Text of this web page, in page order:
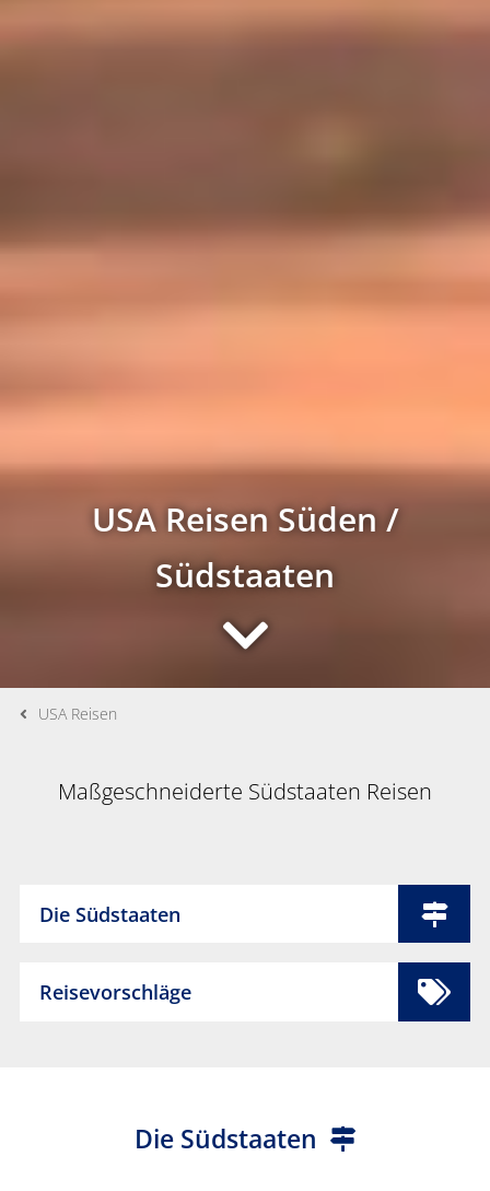
USA Reisen Süden /
Südstaaten
USA Reisen
Maßgeschneiderte Südstaaten Reisen
Die Südstaaten
Reisevorschläge
Die Südstaaten